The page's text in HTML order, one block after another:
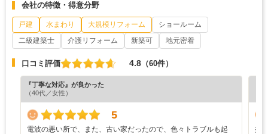
会社の特徴・得意分野
戸建 水まわり 大規模リフォーム
ショールーム
二級建築士
介護リフォーム 新築可 地元密着
口コミ評価 4.8 （60件）
『丁寧な対応』が良かった
（40代／女性）
5
電波の悪い所で、また、古い家だったので、色々トラブルも起
担